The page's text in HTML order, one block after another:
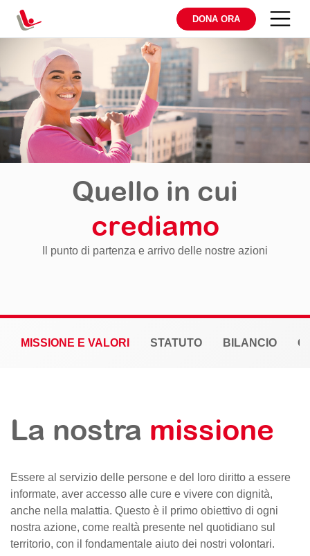
DONA ORA
Quello in cui
crediamo
Il punto di partenza e arrivo delle nostre azioni
MISSIONE E VALORI STATUTO BILANCIO
La nostra missione
Essere al servizio delle persone e del loro diritto a essere
informate, aver accesso alle cure e vivere con dignità,
anche nella malattia. Questo è il primo obiettivo di ogni
nostra azione, come realtà presente nel quotidiano sul
territorio, con il fondamentale aiuto dei nostri volontari.